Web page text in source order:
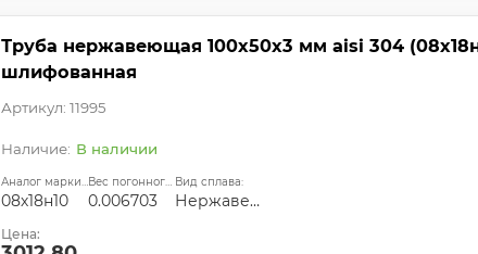
Труба нержавеющая 100х50х3 мм aisi 304
шлифованная
Артикул: 11995
В наличии
Аналог марки стали:
08х18н10
Вес погонного метра, т.:
0.006703
Вид сплава:
Нержавеющая сталь
Цена: